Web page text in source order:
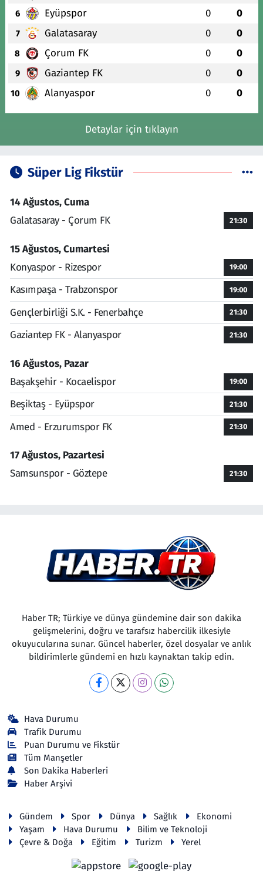
6 Eyüpspor 0 0
7 Galatasaray 0 0
8 Çorum FK 0 0
9 Gaziantep FK 0 0
10 Alanyaspor 0 0
Detaylar için tıklayın
Süper Lig Fikstür
14 Ağustos, Cuma
Galatasaray - Çorum FK
21:30
15 Ağustos, Cumartesi
Konyaspor - Rizespor
19:00
Kasımpaşa - Trabzonspor 19:00
Gençlerbirliği S.K. - Fenerbahçe 21:30
Gaziantep FK - Alanyaspor 21:30
16 Ağustos, Pazar
Başakşehir - Kocaelispor
19:00
Beşiktaş - Eyüpspor 21:30
Amed - Erzurumspor FK 21:30
17 Ağustos, Pazartesi
Samsunspor - Göztepe
21:30
Haber TR; Türkiye ve dünya gündemine dair son dakika
gelişmelerini, doğru ve tarafsız habercilik ilkesiyle
okuyucularına sunar. Güncel haberler, özel dosyalar ve anlık
bildirimlerle gündemi en hızlı kaynaktan takip edin.
Hava Durumu
Trafik Durumu
Puan Durumu ve Fikstür
Tüm Manşetler
Son Dakika Haberleri
Haber Arşivi
Gündem Spor Dünya Sağlık
Ekonomi
Yaşam
Hava Durumu
Bilim ve Teknoloji
Çevre & Doğa
Eğitim Turizm Yerel